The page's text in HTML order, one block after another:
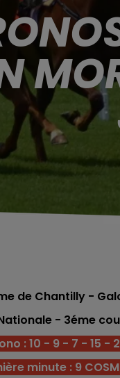
de Chantilly -
- 3éme
: 10 - 9 - 7 - 15 -
minute : 9